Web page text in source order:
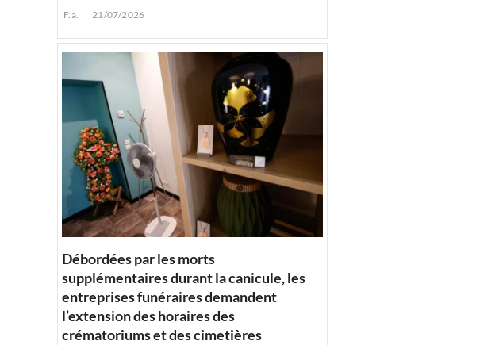
F.a. 21/07/2026
Débordées par les morts
supplémentaires durant la canicule, les
entreprises funéraires demandent
l’extension des horaires des
crématoriums et des cimetières